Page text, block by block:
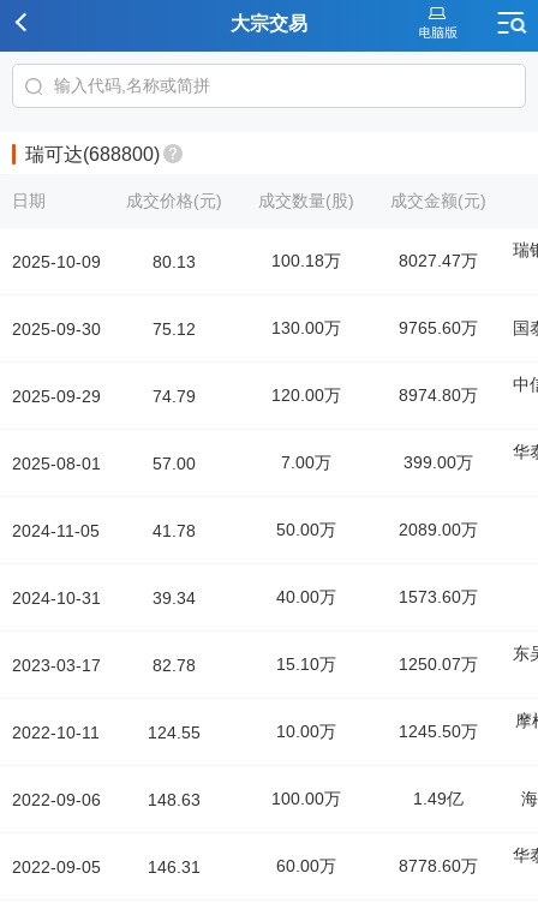
大宗交易
瑞可达(688800)
日期
2025-10-09
2025-09-30
2025-09-29
2025-08-01
2024-11-05
2024-10-31
2023-03-17
2022-10-11
2022-09-06
2022-09-05
成交价格(元) 成交数量(股) 成交金额(元)
80.13 100.18万 8027.47万
瑞
75.12 130.00万 9765.60万 国
74.79 120.00万 8974.80万
中
57.00 7.00万 399.00万
华
41.78 50.00万 2089.00万
39.34 40.00万 1573.60万
82.78 15.10万 1250.07万
东
124.55 10.00万 1245.50万
摩
148.63 100.00万 1.49亿
146.31 60.00万 8778.60万
华